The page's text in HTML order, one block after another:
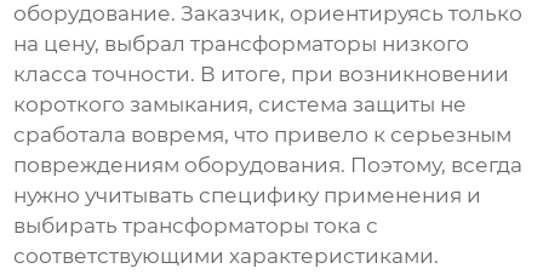
оборудование. Заказчик, ориентируясь только
на цену, выбрал трансформаторы низкого
класса точности. В итоге, при возникновении
короткого замыкания, система защиты не
сработала вовремя, что привело к серьезным
повреждениям оборудования. Поэтому, всегда
нужно учитывать специфику применения и
выбирать трансформаторы тока с
соответствующими характеристиками.